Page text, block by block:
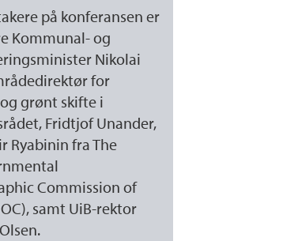
på konferansen er
Kommunal- og
Nikolai
for
grønt skifte i
Fridtjof Unander,
Ryabinin fra The
Commission of
samt UiB-rektor